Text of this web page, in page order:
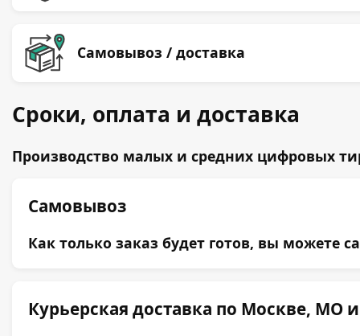
Самовывоз / доставка
Сроки, оплата и доставка
Производство малых и средних цифровых
Самовывоз
Как только заказ будет готов, вы можете
Курьерская доставка по Москве, МО